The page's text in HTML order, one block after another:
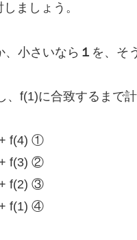
ましょう。
、小さいなら １ を、そ
f(1)に合致するまで
f(4) ①
f(3) ②
f(2) ③
f(1) ④